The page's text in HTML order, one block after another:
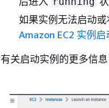
如果实例无法启动
Amazon EC2 实例
有关启动实例的更多信